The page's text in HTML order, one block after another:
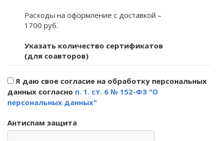
Расходы на оформление с доставкой –
1700 руб.
Указать количество сертификатов
(для соавторов)
Я даю свое согласие на обработку персональных
данных согласно п. 1. ст. 6 № 152-ФЗ "О
персональных данных"
Антиспам защита